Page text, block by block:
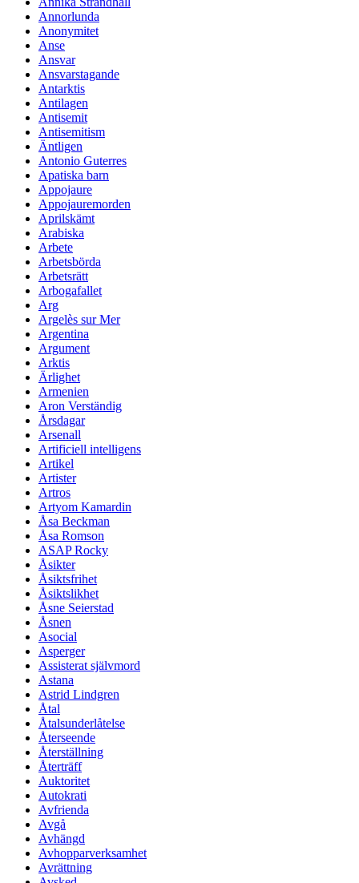
Annorlunda
Anonymitet
Anse
Ansvar
Ansvarstagande
Antarktis
Antilagen
Antisemit
Antisemitism
Äntligen
Antonio Guterres
Apatiska barn
Appojaure
Appojauremorden
Aprilskämt
Arabiska
Arbete
Arbetsbörda
Arbetsrätt
Arbogafallet
Arg
Argelès sur Mer
Argentina
Argument
Arktis
Ärlighet
Armenien
Aron Verständig
Årsdagar
Arsenall
Artificiell intelligens
Artikel
Artister
Artros
Artyom Kamardin
Åsa Beckman
Åsa Romson
ASAP Rocky
Åsikter
Åsiktsfrihet
Åsiktslikhet
Åsne Seierstad
Åsnen
Asocial
Asperger
Assisterat självmord
Astana
Astrid Lindgren
Åtal
Åtalsunderlåtelse
Återseende
Återställning
Återträff
Auktoritet
Autokrati
Avfrienda
Avgå
Avhängd
Avhopparverksamhet
Avrättning